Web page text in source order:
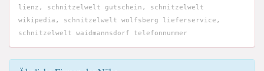
lienz, schnitzelwelt gutschein, schnitzelwelt
wikipedia, schnitzelwelt wolfsberg lieferservice,
schnitzelwelt waidmannsdorf telefonnummer